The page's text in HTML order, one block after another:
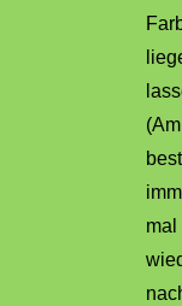
(Am
mal